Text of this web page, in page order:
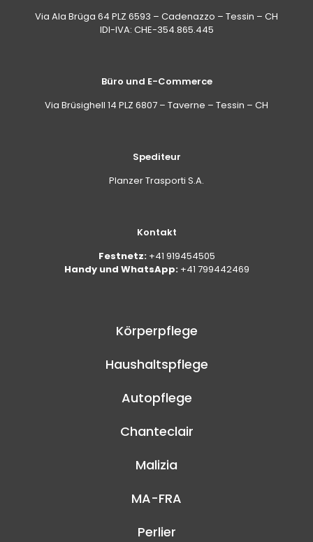
Via Ala Brüga 64 PLZ 6593 – Cadenazzo – Tessin – CH
IDI-IVA: CHE-354.865.445
Büro und E-Commerce
Via Brüsighell 14 PLZ 6807 – Taverne – Tessin – CH
Spediteur
Planzer Trasporti S.A.
Kontakt
Festnetz: +41 919454505
Handy und WhatsApp: +41 799442469
Körperpflege
Haushaltspflege
Autopflege
Chanteclair
Malizia
MA-FRA
Perlier